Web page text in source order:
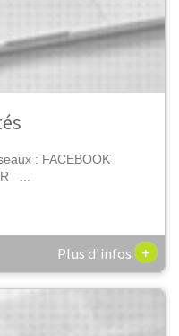
: FACEBOOK
...
Plus d'infos +